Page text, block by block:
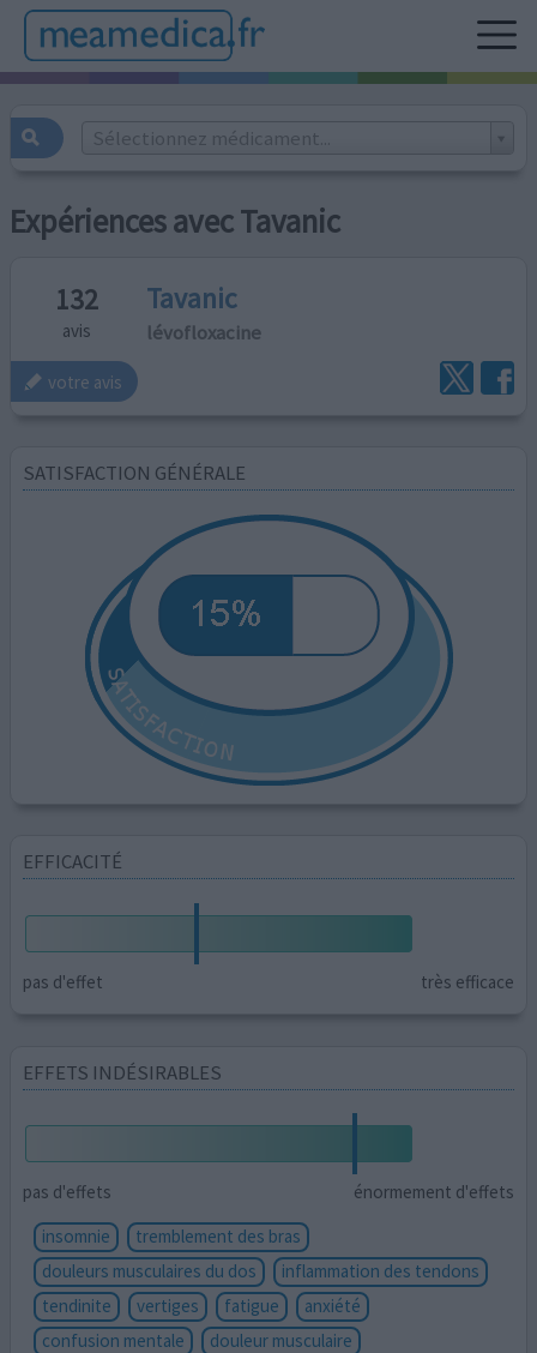
Sélectionnez médicament...
Expériences avec Tavanic
132
avis
Tavanic
lévofloxacine
votre avis
SATISFACTION GÉNÉRALE
EFFICACITÉ
pas d'effet très efficace
EFFETS INDÉSIRABLES
pas d'effets
énormement d'effets
insomnie
tremblement des bras
douleurs musculaires du dos
inflammation des tendons
tendinite
vertiges fatigue
anxiété
confusion mentale
douleur musculaire